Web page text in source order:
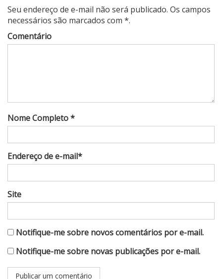
Seu endereço de e-mail não será publicado. Os campos
necessários são marcados com *.
Comentário
Nome Completo *
Endereço de e-mail*
Site
Notifique-me sobre novos comentários por e-mail.
Notifique-me sobre novas publicações por e-mail.